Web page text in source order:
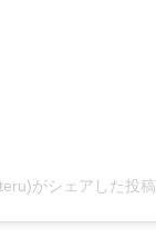
がシェアした投稿